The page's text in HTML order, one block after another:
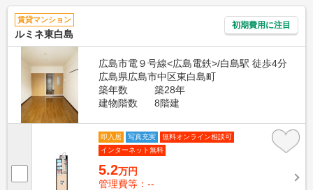
賃貸マンション
ルミネ東白島
初期費用に注目
広島市電９号線<広島電鉄>/白島駅 徒歩4分
広島県広島市中区東白島町
築年数
築28年
建物階数
8階建
即入居 写真充実
無料オンライン相談可
インターネット無料
5.2万円
管理費等：--